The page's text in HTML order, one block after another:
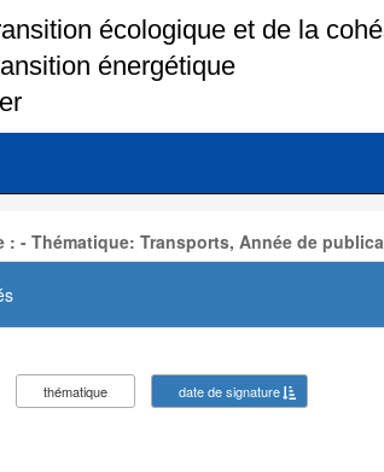
: - Thématique: Transports, Année de
thématique
date de signature